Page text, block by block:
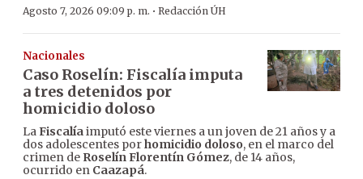
Agosto 7, 2026 09:09 p. m. · Redacción ÚH
Nacionales
Caso Roselín: Fiscalía imputa
a tres detenidos por
homicidio doloso
LaFiscalíaimputó este viernes a un joven de 21 años y a
dos adolescentes porhomicidio doloso, en el marco del
crimen de Roselín Florentín Gómez, de 14 años,
ocurrido en Caazapá.